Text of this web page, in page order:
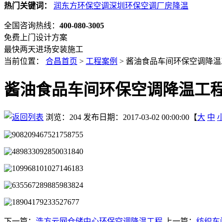
热门关键词： 润东方环保空调深圳环保空调 厂房降温
全国咨询热线： 400-080-3005
免费上门设计方案
最快两天进场安装施工
当前位置：
合昌首页 > 工程案例 > 酱油食品车间环保空调降
酱油食品车间环保空调降温工
浏览： 204 发布日期：2017-03-02 00:00:00【大 中